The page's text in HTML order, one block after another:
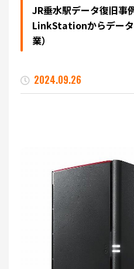
JR垂水駅データ復旧
LinkStationからデー
業）
2024.09.26